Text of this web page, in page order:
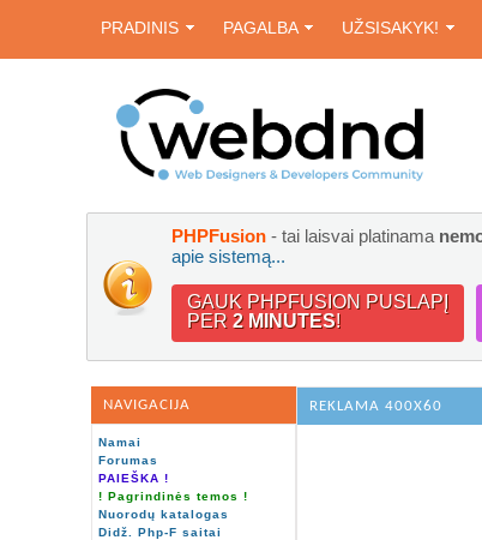
PRADINIS PAGALBA UŽSISAKYK!
PHPFusion - tai laisvai platinama
apie sistemą...
GAUK PHPFUSION PUSLAPĮ
PER 2 MINUTES!
NAVIGACIJA
Namai
Forumas
PAIEŠKA !
! Pagrindinės temos !
Nuorodų katalogas
Didž. Php-F saitai
REKLAMA 400X60